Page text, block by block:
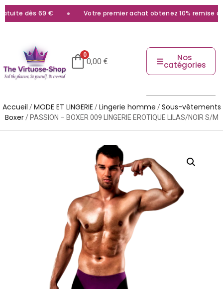
dès 69 € Votre premier achat obtenez 10% remise
0
0,00 € Nos
catégories
Accueil /MODE ET LINGERIE /Lingerie homme /Sous-vêtements
Boxer/ PASSION – BOXER 009 LINGERIE EROTIQUE LILAS/NOIR S/M